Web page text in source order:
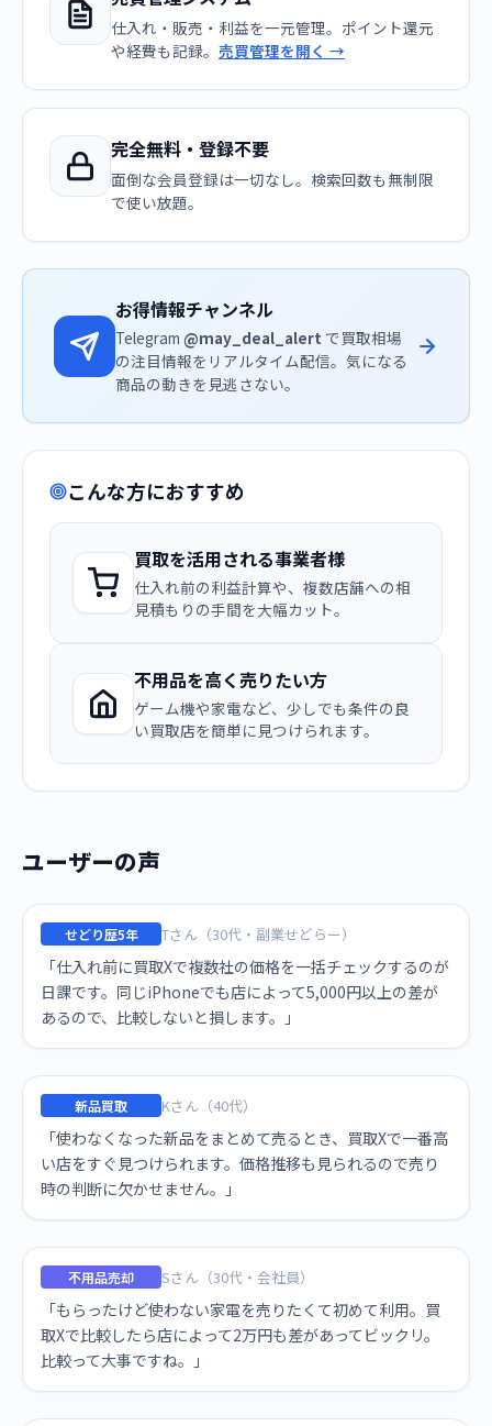
仕入れ・販売・利益を一元管理。ポイント還元
や経費も記録。 売買管理を開く →
完全無料・登録不要
面倒な会員登録は一切なし。検索回数も無制限
で使い放題。
お得情報チャンネル
Telegram @may_deal_alert で買取相場
の注目情報をリアルタイム配信。気になる
商品の動きを見逃さない。
こんな方におすすめ
買取を活用される事業者様
仕入れ前の利益計算や、複数店舗への相
見積もりの手間を大幅カット。
不用品を高く売りたい方
ゲーム機や家電など、少しでも条件の良
い買取店を簡単に見つけられます。
ユーザーの声
せどり歴5年 Tさん（30代・副業せどらー）
「仕入れ前に買取Xで複数社の価格を一括チェックするのが
日課です。同じiPhoneでも店によって5,000円以上の差が
あるので、比較しないと損します。」
新品買取 Kさん（40代）
「使わなくなった新品をまとめて売るとき、買取Xで一番高
い店をすぐ見つけられます。価格推移も見られるので売り
時の判断に欠かせません。」
不用品売却 Sさん（30代・会社員）
「もらったけど使わない家電を売りたくて初めて利用。買
取Xで比較したら店によって2万円も差があってビックリ。
比較って大事ですね。」